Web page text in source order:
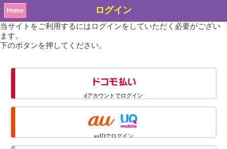
Home ログイン
当サイトをご利用するにはログインをしていただく必要がござい
ます。
下のボタンを押してください。
dアカウントでログイン
auIDでログイン